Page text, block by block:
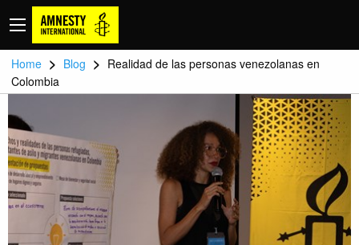
Home > Blog > Realidad de las personas venezolanas en
Colombia